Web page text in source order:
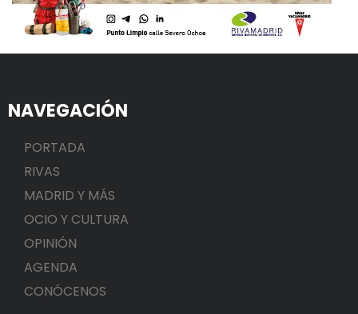
NAVEGACIÓN
PORTADA
RIVAS
MADRID Y MÁS
OCIO Y CULTURA
OPINIÓN
AGENDA
CONÓCENOS